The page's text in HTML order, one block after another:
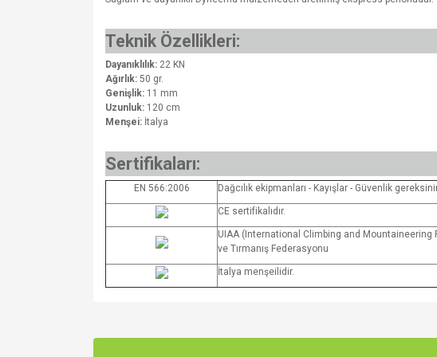
Teknik Özellikleri:
Dayanıklılık: 22 KN
Ağırlık: 50 gr.
Genişlik: 11 mm
Uzunluk: 120 cm
Menşei: İtalya
Sertifikaları:
EN 566:2006 Dağcılık ekipmanları - Kayışlar - Güvenlik
CE sertifikalıdır.
UIAA (International Climbing and Mountaineering
ve Tırmanış Federasyonu
İtalya menşeilidir.